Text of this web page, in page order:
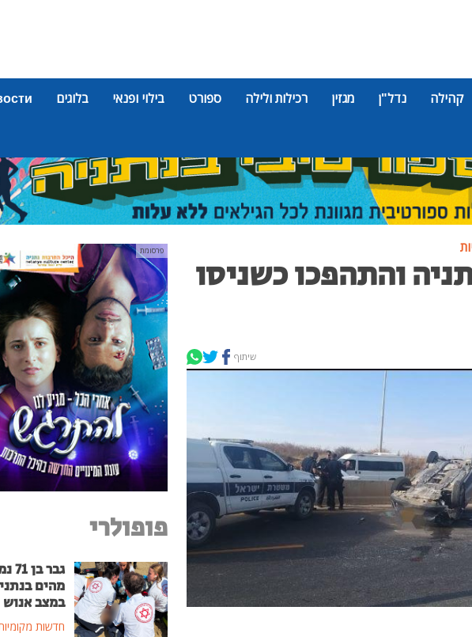
קהילה נדל"ן מגזין רכילות ולילה ספורט בילוי ופנאי בלוגים
והתהפכו כשניסו
שיתוף
פרסומת
פופולרי
גבר
מהים
במצב אנוש
חדשות